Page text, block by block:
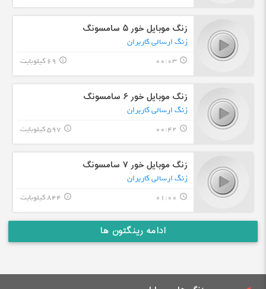
زنگ موبایل خور ۵ سامسونگ
زنگ ارسالی کاربران
query_builder
00:03 69 کیلوبایت info_outline
زنگ موبایل خور ۶ سامسونگ
زنگ ارسالی کاربران
query_builder
00:42 597 کیلوبایت info_outline
زنگ موبایل خور ۷ سامسونگ
زنگ ارسالی کاربران
query_builder
01:00 844 کیلوبایت info_outline
ادامه رینگتون ها